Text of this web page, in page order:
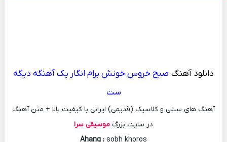
دانلود آهنگ صبح خروس خونش برام انگار یک آهنگه دیگه
ست
آهنگ های سنتی و کلاسیک (قدیمی) ایرانی با کیفیت بالا + متن آهنگ
در سایت بزرگ موسیقی سرا
Ahang : sobh khoros